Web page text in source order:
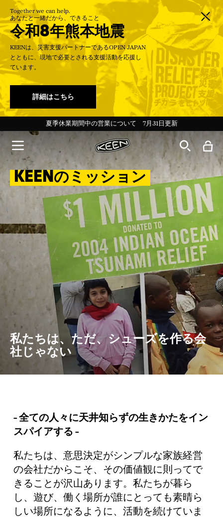
Together we can help.
あなたと一緒だから、できること
令和8年熊本地震
KEENは、災害支援パートナーであるOPEN JAPAN
とともに、現地で必要とされる支援活動を応援し
ています。
詳細はこちら
令和8年熊本地震に伴う配送遅延のお知らせ
ー30%Off KEEN DAYS開催中！ー
夏季休業期間中の営業について 7月31日更新
Targhee 20th 特設ページ Ι 最新ストーリーを読む→
＜会員特典＞新規登録で100Pt／ログインでいつでも送料無料
令和8年熊本地震に伴う配送遅延のお知らせ
ー30%Off KEEN DAYS開催中！ー
KEENのミッション
私たちは、ただ、シューズを作る会
社じゃない
- 全ての人々に天井知らずの生きかたをイン
スパイアする -
私たちは、意思決定がシンプルな家族経営
の会社だからこそ、その価値観に則ってで
きることが沢山あります。私たちが暮ら
し、遊び、働く場所が誰にとっても素晴ら
しい場所になるように、活動を続けていま